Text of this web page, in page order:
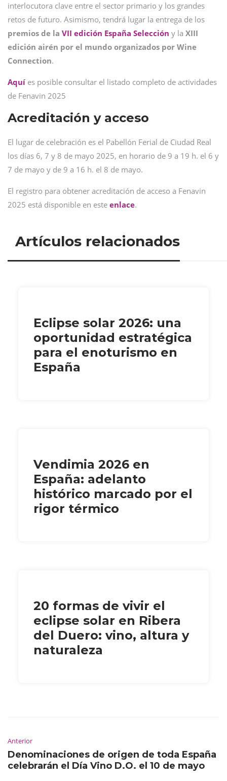
interlocutora clave entre el sector primario y los grandes
retos de futuro. Asimismo, tendrá lugar la entrega de los
premios de la VII edición España Selección y la XIII
edición airén por el mundo organizados por Wine
Connection.
Aquí es posible consultar el listado completo de actividades
de Fenavin 2025
Acreditación y acceso
El lugar de celebración es el Pabellón Ferial de Ciudad Real
los días 6, 7 y 8 de mayo 2025, en horario de 9 a 19 h. el 6 y
7 de mayo y de 9 a 16 h. el 8 de mayo.
El registro para obtener acreditación de acceso a Fenavin
2025 está disponible en este enlace.
Artículos relacionados
Eclipse solar 2026: una
oportunidad estratégica
para el enoturismo en
España
Vendimia 2026 en
España: adelanto
histórico marcado por el
rigor térmico
20 formas de vivir el
eclipse solar en Ribera
del Duero: vino, altura y
naturaleza
Anterior
Denominaciones de origen de toda España
celebrarán el Día Vino D.O. el 10 de mayo